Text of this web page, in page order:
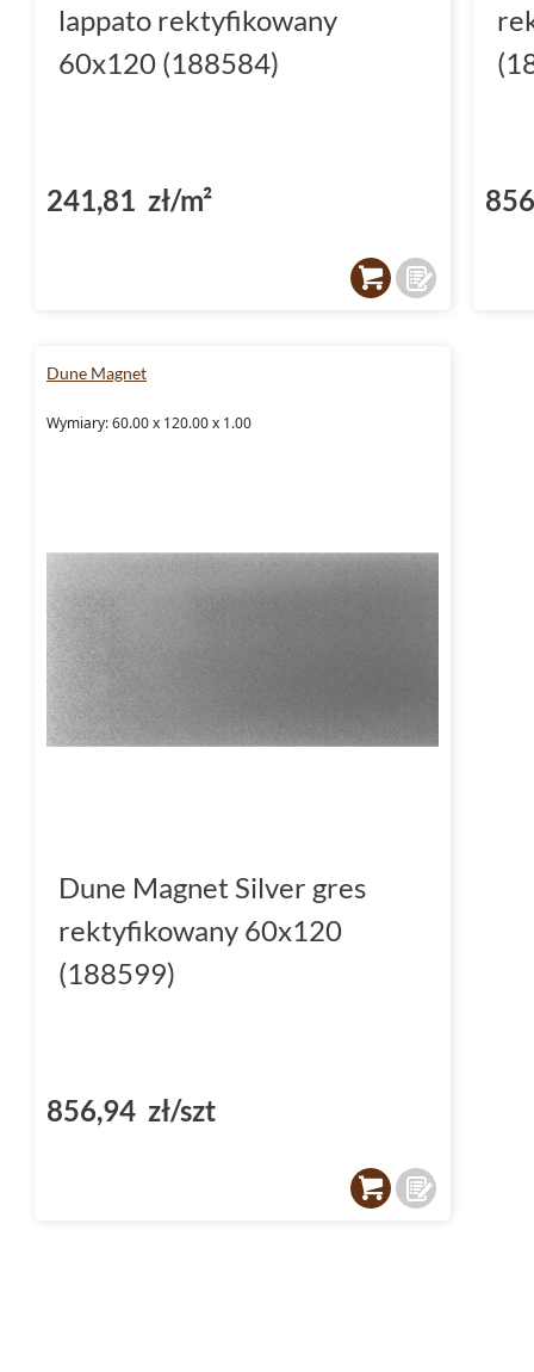
lappato rektyfikowany
60x120 (188584)
241,81 zł/m²
Dune Magnet
Wymiary: 60.00 x 120.00 x 1.00
Dune Magnet Silver gres
rektyfikowany 60x120
(188599)
856,94 zł/szt